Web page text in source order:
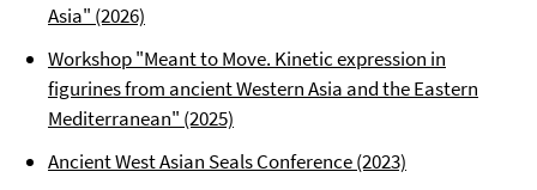
Asia" (2026)
Workshop "Meant to Move. Kinetic expression in
figurines from ancient Western Asia and the Eastern
Mediterranean" (2025)
Ancient West Asian Seals Conference (2023)